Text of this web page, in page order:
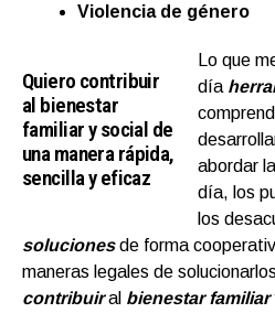
Violencia de género
Quiero contribuir
al bienestar
familiar y social de
una manera rápida,
sencilla y eficaz
Lo que
día
abordar
día, los
los
soluciones de forma
maneras legales de
contribuir al bienestar familiar